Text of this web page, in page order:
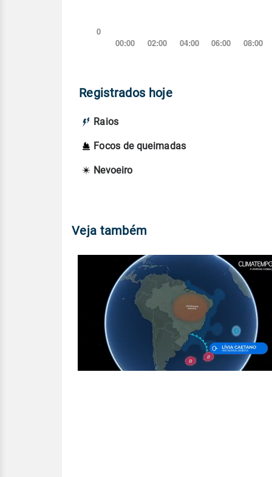
Registrados hoje
Raios
Focos de queimadas
Nevoeiro
Veja também